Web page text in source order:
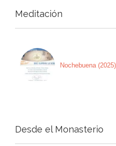
Meditación
Nochebuena (2025)
Desde el Monasterio